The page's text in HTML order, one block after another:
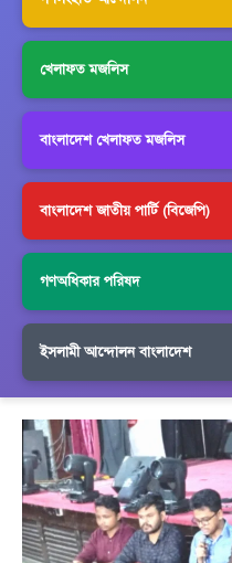
খেলাফত মজলিস
বাংলাদেশ খেলাফত মজলিস
বাংলাদেশ জাতীয় পার্টি (বিজেপি)
গণঅধিকার পরিষদ
ইসলামী আন্দোলন বাংলাদেশ